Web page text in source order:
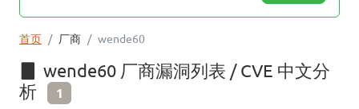
首页 厂商 wende60
wende60 厂商漏洞列表 / CVE 中文分
析
1